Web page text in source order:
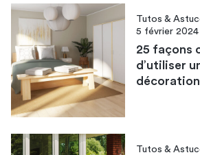
Tutos &
5 février 2024
25 façons
d’utiliser
Tutos &